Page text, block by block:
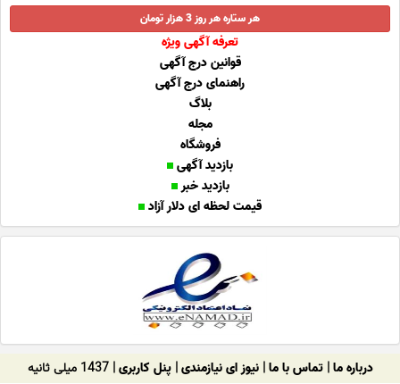
هر ستاره هر روز 3 هزار تومان
تعرفه آگهی ویژه
قوانین درج آگهی
راهنمای درج آگهی
بلاگ
مجله
فروشگاه
بازدید آگهی
بازدید خبر
قیمت لحظه ای دلار آزاد
درباره ما|تماس با ما|نیوز ای نیازمندی|پنل کاربری| 1437 میلی ثانیه